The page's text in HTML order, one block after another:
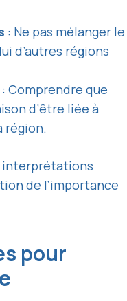
: Ne pas mélanger le
d’autres régions
: Comprendre que
d’être liée à
région.
interprétations
de l’importance
pour